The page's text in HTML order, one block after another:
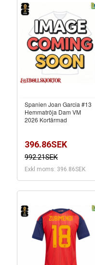
Spanien Joan Garcia #13
Hemmatröja Dam VM
2026 Kortärmad
396.86SEK
992.21SEK
Exkl moms: 396.86SEK